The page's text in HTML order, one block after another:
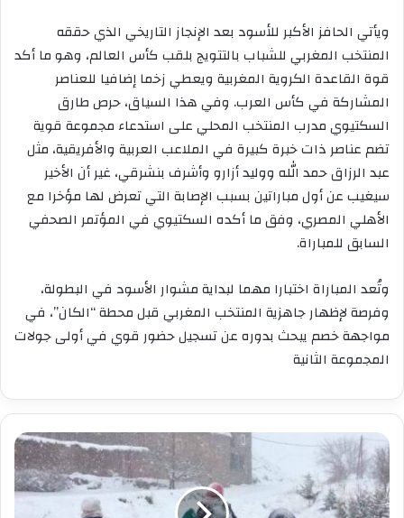
ويأتي الحافز الأكبر للأسود بعد الإنجاز التاريخي الذي حققه
المنتخب المغربي للشباب بالتتويج بلقب كأس العالم، وهو ما أكد
قوة القاعدة الكروية المغربية ويعطي زخما إضافيا للعناصر
المشاركة في كأس العرب. وفي هذا السياق، حرص طارق
السكتيوي مدرب المنتخب المحلي على استدعاء مجموعة قوية
تضم عناصر ذات خبرة كبيرة في الملاعب العربية والأفريقية، مثل
عبد الرزاق حمد الله ووليد أزارو وأشرف بنشرقي، غير أن الأخير
سيغيب عن أول مباراتين بسبب الإصابة التي تعرض لها مؤخرا مع
الأهلي المصري، وفق ما أكده السكتيوي في المؤتمر الصحفي
السابق للمباراة.
وتُعد المباراة اختبارا مهما لبداية مشوار الأسود في البطولة،
وفرصة لإظهار جاهزية المنتخب المغربي قبل محطة “الكان”، في
مواجهة خصم يبحث بدوره عن تسجيل حضور قوي في أولى جولات
المجموعة الثانية
تساقطات
ثلجية
ورياح
قوية